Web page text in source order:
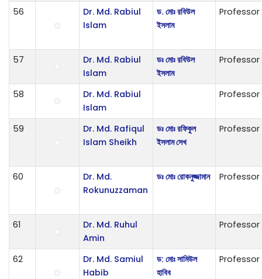
56
Dr. Md. Rabiul
Islam
ড. মোঃ রবিউল
ইসলাম
Professor
57
Dr. Md. Rabiul
Islam
ডঃ মোঃ রবিউল
ইসলাম
Professor
58
Dr. Md. Rabiul
Islam
Professor
59
Dr. Md. Rafiqul
Islam Sheikh
ডঃ মোঃ রফিকুল
ইসলাম সেখ
Professor
60
Dr. Md.
Rokunuzzaman
ডঃ মোঃ রোকনুজ্জামান Professor
61
Dr. Md. Ruhul
Amin
Professor
62
Dr. Md. Samiul
Habib
ড: মোঃ সামিউল
হাবিব
Professor